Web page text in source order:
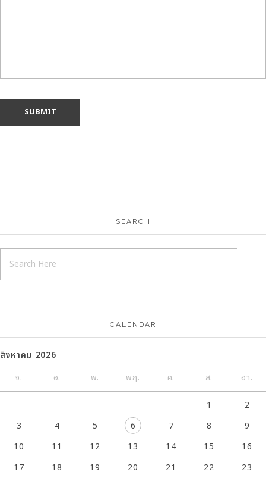
SEARCH
CALENDAR
สิงหาคม 2026
จ.
อ. พ. พฤ. ศ. ส. อา.
1
2
3
4 5 6 7 8
9
10
11 12 13 14 15
16
17
18 19 20 21 22 23